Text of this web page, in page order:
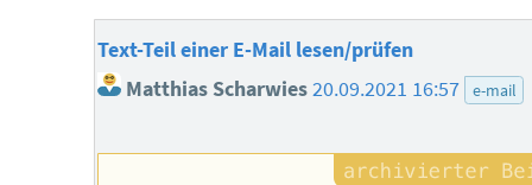
Text-Teil einer E-Mail lesen/prüfen
Matthias Scharwies20.09.2021 16:57 e-mail